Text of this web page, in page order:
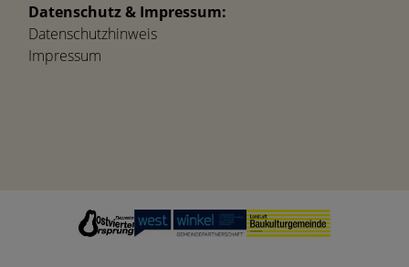
Datenschutz & Impressum:
Datenschutzhinweis
Impressum